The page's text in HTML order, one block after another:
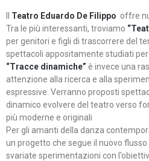
Teatro Eduardo De Filippo offre
Tra le più interessanti, troviamo
per genitori e figli di trascorrere del
spettacoli appositamente studiati per
“Tracce dinamiche” è invece una
attenzione alla ricerca e alla
espressive. Verranno proposti
dinamico evolvere del teatro verso
più moderne e originali
Per gli amanti della danza
un progetto che segue il nuovo flusso
svariate sperimentazioni con